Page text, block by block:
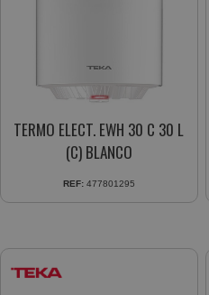
TERMO ELECT. EWH 30 C 30 L
(C) BLANCO
REF: 477801295